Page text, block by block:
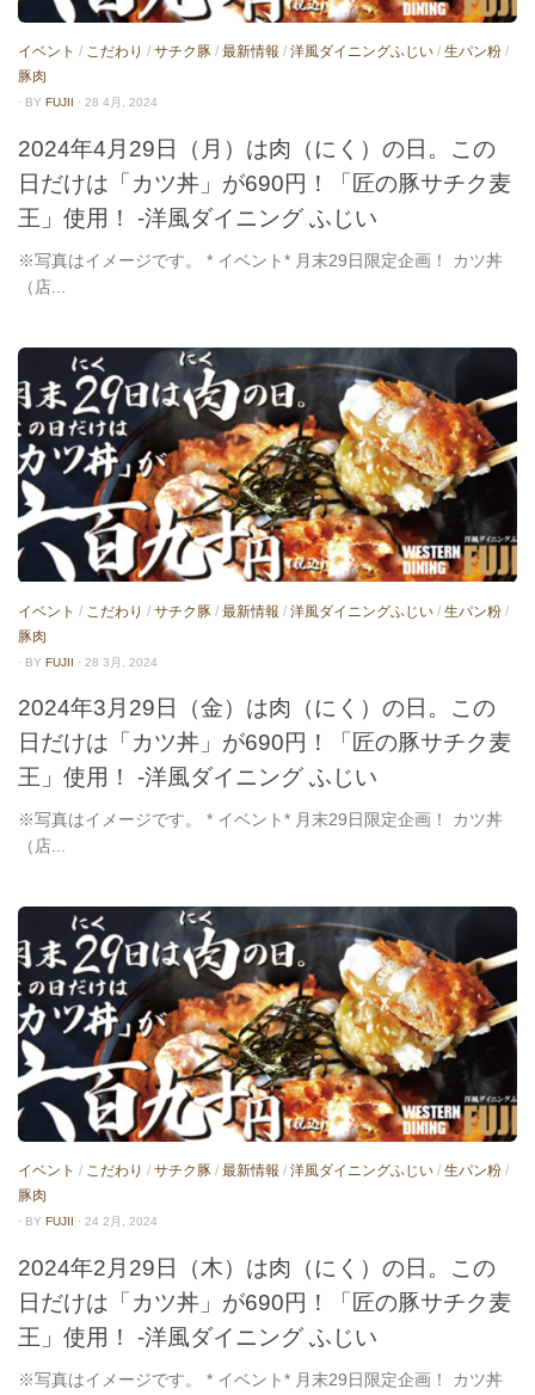
イベント / こだわり / サチク豚 / 最新情報 / 洋風ダイニングふじい / 生パン粉 /
豚肉
· BY FUJII · 28 4月, 2024
2024年4月29日（月）は肉（にく）の日。この
日だけは「カツ丼」が690円！「匠の豚サチク麦
王」使用！ -洋風ダイニング ふじい
※写真はイメージです。 * イベント* 月末29日限定企画！ カツ丼
（店...
イベント / こだわり / サチク豚 / 最新情報 / 洋風ダイニングふじい / 生パン粉 /
豚肉
· BY FUJII · 28 3月, 2024
2024年3月29日（金）は肉（にく）の日。この
日だけは「カツ丼」が690円！「匠の豚サチク麦
王」使用！ -洋風ダイニング ふじい
※写真はイメージです。 * イベント* 月末29日限定企画！ カツ丼
（店...
イベント / こだわり / サチク豚 / 最新情報 / 洋風ダイニングふじい / 生パン粉 /
豚肉
· BY FUJII · 24 2月, 2024
2024年2月29日（木）は肉（にく）の日。この
日だけは「カツ丼」が690円！「匠の豚サチク麦
王」使用！ -洋風ダイニング ふじい
※写真はイメージです。 * イベント* 月末29日限定企画！ カツ丼